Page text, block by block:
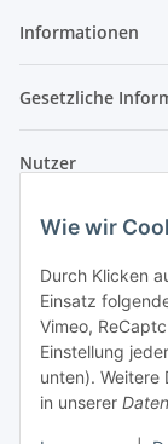
Wie wir
Durch Klicken
Einsatz
Vimeo,
Einstellung
unten). Weitere
in unserer
Informationen
Gesetzliche
Nutzer